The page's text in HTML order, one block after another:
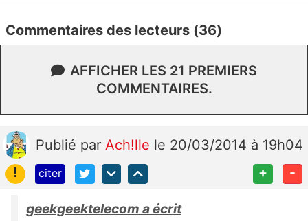
Commentaires des lecteurs (36)
AFFICHER LES 21 PREMIERS
COMMENTAIRES.
Publié par Ach!lle le 20/03/2014 à 19h04
!
citer + -
geekgeektelecom a écrit